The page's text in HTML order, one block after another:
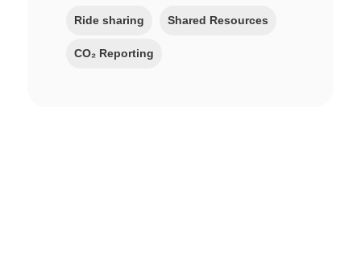
Ride sharing Shared Resources
CO₂ Reporting